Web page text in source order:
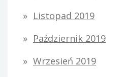
Listopad 2019
Październik 2019
Wrzesień 2019